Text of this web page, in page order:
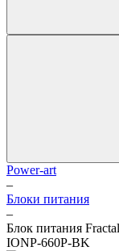
Power-art
–
Блоки питания
–
Блок питания
IONP-660P-BK